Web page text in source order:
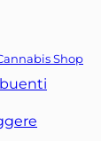
Shop